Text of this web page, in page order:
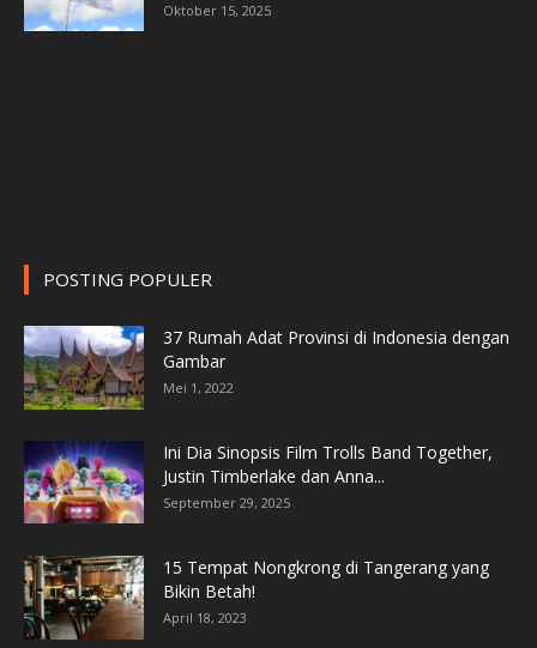
Oktober 15, 2025
POSTING POPULER
37 Rumah Adat Provinsi di Indonesia dengan
Gambar
Mei 1, 2022
Ini Dia Sinopsis Film Trolls Band Together,
Justin Timberlake dan Anna...
September 29, 2025
15 Tempat Nongkrong di Tangerang yang
Bikin Betah!
April 18, 2023